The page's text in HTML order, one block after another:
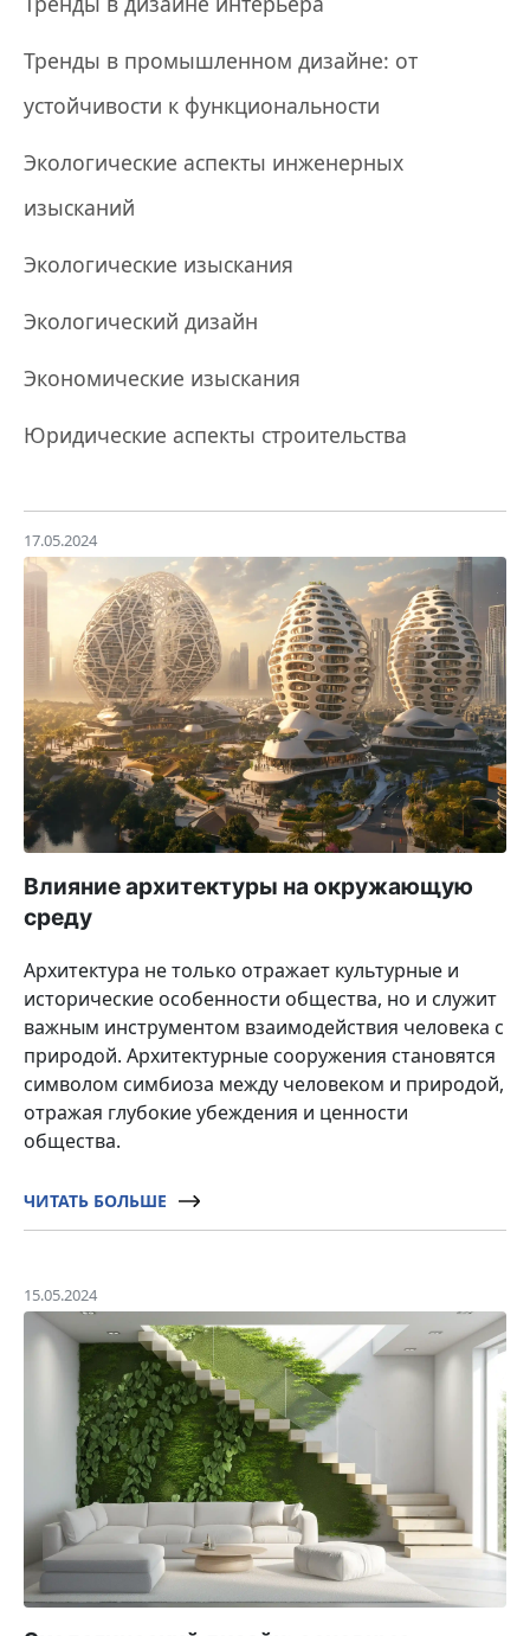
Тренды в промышленном дизайне: от
устойчивости к функциональности
Экологические аспекты инженерных
изысканий
Экологические изыскания
Экологический дизайн
Экономические изыскания
Юридические аспекты строительства
17.05.2024
Влияние архитектуры на окружающую
среду
Архитектура не только отражает культурные и
исторические особенности общества, но и служит
важным инструментом взаимодействия человека с
природой. Архитектурные сооружения становятся
символом симбиоза между человеком и природой,
отражая глубокие убеждения и ценности
общества.
ЧИТАТЬ БОЛЬШЕ
15.05.2024